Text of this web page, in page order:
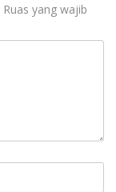
Ruas yang wajib